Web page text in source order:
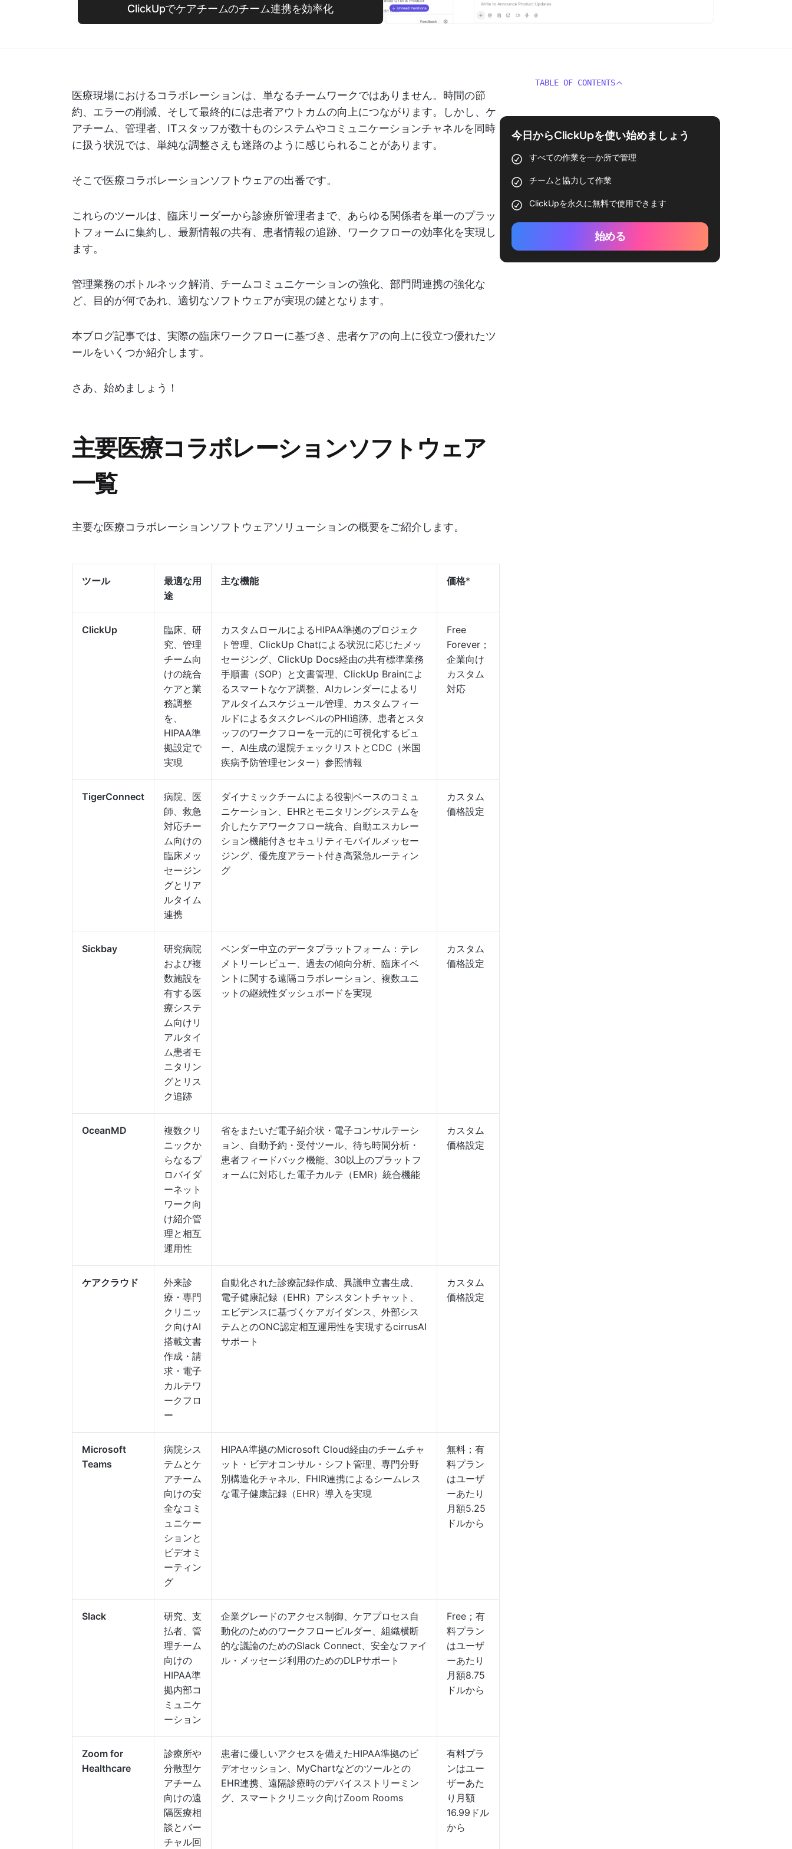
ClickUpでケアチームのチーム連携を効率化
医療現場におけるコラボレーションは、単なるチームワークではありません。時間の節
約、エラーの削減、そして最終的には患者アウトカムの向上につながります。しかし、ケ
アチーム、管理者、ITスタッフが数十ものシステムやコミュニケーションチャネルを同時
に扱う状況では、単純な調整さえも迷路のように感じられることがあります。
そこで医療コラボレーションソフトウェアの出番です。
これらのツールは、臨床リーダーから診療所管理者まで、あらゆる関係者を単一のプラッ
トフォームに集約し、最新情報の共有、患者情報の追跡、ワークフローの効率化を実現し
ます。
管理業務のボトルネック解消、チームコミュニケーションの強化、部門間連携の強化な
ど、目的が何であれ、適切なソフトウェアが実現の鍵となります。
本ブログ記事では、実際の臨床ワークフローに基づき、患者ケアの向上に役立つ優れたツ
ールをいくつか紹介します。
さあ、始めましょう！
主要医療コラボレーションソフトウェア
一覧
主要な医療コラボレーションソフトウェアソリューションの概要をご紹介します。
ツール
最適な用
途
主な機能 価格*
ClickUp
臨床、研
究、管理
チーム向
けの統合
ケアと業
務調整
を、
HIPAA準
拠設定で
実現
カスタムロールによるHIPAA準拠のプロジェク
ト管理、ClickUp Chatによる状況に応じたメッ
セージング、ClickUp Docs経由の共有標準業務
手順書（SOP）と文書管理、ClickUp Brainによ
るスマートなケア調整、AIカレンダーによるリ
アルタイムスケジュール管理、カスタムフィー
ルドによるタスクレベルのPHI追跡、患者とスタ
ッフのワークフローを一元的に可視化するビュ
ー、AI生成の退院チェックリストとCDC（米国
疾病予防管理センター）参照情報
Free
Forever；
企業向け
カスタム
対応
TigerConnect
病院、医
師、救急
対応チー
ム向けの
臨床メッ
セージン
グとリア
ルタイム
連携
ダイナミックチームによる役割ベースのコミュ
ニケーション、EHRとモニタリングシステムを
介したケアワークフロー統合、自動エスカレー
ション機能付きセキュリティモバイルメッセー
ジング、優先度アラート付き高緊急ルーティン
グ
カスタム
価格設定
Sickbay
研究病院
および複
数施設を
有する医
療システ
ム向けリ
アルタイ
ム患者モ
ニタリン
グとリス
ク追跡
ベンダー中立のデータプラットフォーム：テレ
メトリーレビュー、過去の傾向分析、臨床イベ
ントに関する遠隔コラボレーション、複数ユニ
ットの継続性ダッシュボードを実現
カスタム
価格設定
OceanMD
複数クリ
ニックか
らなるプ
ロバイダ
ーネット
ワーク向
け紹介管
理と相互
運用性
省をまたいだ電子紹介状・電子コンサルテーシ
ョン、自動予約・受付ツール、待ち時間分析・
患者フィードバック機能、30以上のプラットフ
ォームに対応した電子カルテ（EMR）統合機能
カスタム
価格設定
ケアクラウド
外来診
療・専門
クリニッ
ク向けAI
搭載文書
作成・請
求・電子
カルテワ
ークフロ
ー
自動化された診療記録作成、異議申立書生成、
電子健康記録（EHR）アシスタントチャット、
エビデンスに基づくケアガイダンス、外部シス
テムとのONC認定相互運用性を実現するcirrusAI
サポート
カスタム
価格設定
Microsoft
Teams
病院シス
テムとケ
アチーム
向けの安
全なコミ
ュニケー
ションと
ビデオミ
ーティン
グ
HIPAA準拠のMicrosoft Cloud経由のチームチャ
ット・ビデオコンサル・シフト管理、専門分野
別構造化チャネル、FHIR連携によるシームレス
な電子健康記録（EHR）導入を実現
無料；有
料プラン
はユーザ
ーあたり
月額5.25
ドルから
Slack
研究、支
払者、管
理チーム
向けの
HIPAA準
拠内部コ
ミュニケ
ーション
企業グレードのアクセス制御、ケアプロセス自
動化のためのワークフロービルダー、組織横断
的な議論のためのSlack Connect、安全なファイ
ル・メッセージ利用のためのDLPサポート
Free；有
料プラン
はユーザ
ーあたり
月額8.75
ドルから
Zoom for
Healthcare
診療所や
分散型ケ
アチーム
向けの遠
隔医療相
談とバー
チャル回
患者に優しいアクセスを備えたHIPAA準拠のビ
デオセッション、MyChartなどのツールとの
EHR連携、遠隔診療時のデバイスストリーミン
グ、スマートクリニック向けZoom Rooms
有料プラ
ンはユー
ザーあた
り月額
16.99ドル
から
TABLE OF CONTENTS
今日からClickUpを使い始めましょう
すべての作業を一か所で管理
チームと協力して作業
ClickUpを永久に無料で使用できます
始める